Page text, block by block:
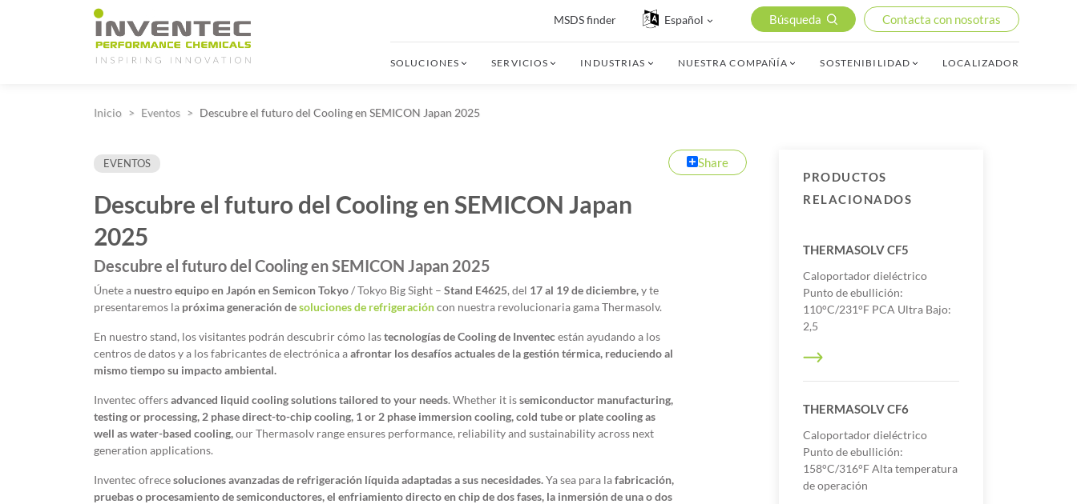
Main Navigation
MSDS finder Español Búsqueda Contacta con nosotras
SOLUCIONES SERVICIOS INDUSTRIAS NUESTRA COMPAÑÍA SOSTENIBILIDAD LOCALIZADOR
Inicio Eventos Descubre el futuro del Cooling en SEMICON Japan 2025
EVENTOS Share
Descubre el futuro del Cooling en SEMICON Japan
2025
Descubre el futuro del Cooling en SEMICON Japan 2025
Únete a nuestro equipo en Japón en Semicon Tokyo/ Tokyo Big Sight – Stand E4625, del 17 al 19 de diciembre,y te
presentaremos la próxima generación desoluciones de refrigeracióncon nuestra revolucionaria gama Thermasolv.
En nuestro stand, los visitantes podrán descubrir cómo lastecnologías de Cooling de Inventecestán ayudando a los
centros de datos y a los fabricantes de electrónica aafrontar los desafíos actuales de la gestión térmica, reduciendo al
mismo tiempo su impacto ambiental.
Inventec offersadvanced liquid cooling solutions tailored to your needs. Whether it issemiconductor manufacturing,
testing or processing, 2 phase direct-to-chip cooling, 1 or 2 phase immersion cooling, cold tube or plate cooling as
well as water-based cooling,our Thermasolv range ensures performance, reliability and sustainability across next
generation applications.
Inventec ofrecesoluciones avanzadas de refrigeración líquida adaptadas a sus necesidades.Ya sea para lafabricación,
pruebas o procesamiento de semiconductores, el enfriamiento directo en chip de dos fases, la inmersión de una o dos
PRODUCTOS
RELACIONADOS
THERMASOLV CF5
Caloportador dieléctrico
Punto de ebullición:
110°C/231°F PCA Ultra Bajo:
2,5
THERMASOLV CF6
Caloportador dieléctrico
Punto de ebullición:
158°C/316°F Alta temperatura
de operación